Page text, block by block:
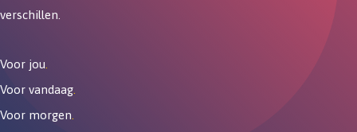
verschillen.
Voor jou
Voor vandaag
Voor morgen